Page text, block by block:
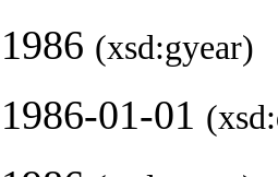
1986 (xsd:gyear)
1986-01-01